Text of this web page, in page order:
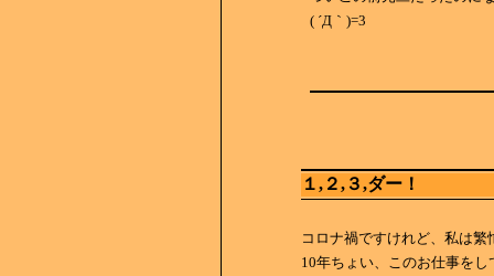
( ´Д｀)=3
１,２,３,ダー！
コロナ禍ですけれど、私は繁
10年ちょい、このお仕事をし